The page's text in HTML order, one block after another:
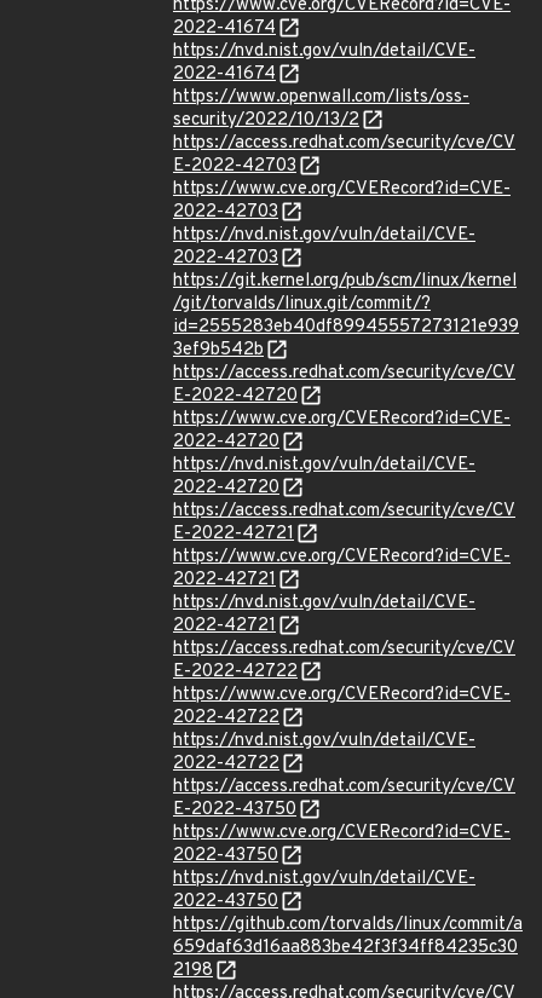
https://www.cve.org/CVERecord?id=CVE-
2022-41674
https://nvd.nist.gov/vuln/detail/CVE-
2022-41674
https://www.openwall.com/lists/oss-
security/2022/10/13/2
https://access.redhat.com/security/cve/CV
E-2022-42703
https://www.cve.org/CVERecord?id=CVE-
2022-42703
https://nvd.nist.gov/vuln/detail/CVE-
2022-42703
https://git.kernel.org/pub/scm/linux/kernel
/git/torvalds/linux.git/commit/?
id=2555283eb40df89945557273121e939
3ef9b542b
https://access.redhat.com/security/cve/CV
E-2022-42720
https://www.cve.org/CVERecord?id=CVE-
2022-42720
https://nvd.nist.gov/vuln/detail/CVE-
2022-42720
https://access.redhat.com/security/cve/CV
E-2022-42721
https://www.cve.org/CVERecord?id=CVE-
2022-42721
https://nvd.nist.gov/vuln/detail/CVE-
2022-42721
https://access.redhat.com/security/cve/CV
E-2022-42722
https://www.cve.org/CVERecord?id=CVE-
2022-42722
https://nvd.nist.gov/vuln/detail/CVE-
2022-42722
https://access.redhat.com/security/cve/CV
E-2022-43750
https://www.cve.org/CVERecord?id=CVE-
2022-43750
https://nvd.nist.gov/vuln/detail/CVE-
2022-43750
https://github.com/torvalds/linux/commit/a
659daf63d16aa883be42f3f34ff84235c30
2198